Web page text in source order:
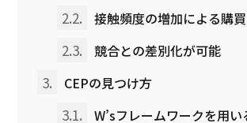
2.2. 接触頻度の増加による購
2.3. 競合との差別化が可能
3. CEPの見つけ方
3.1. W’sフレームワークを用い